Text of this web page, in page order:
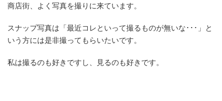
商店街、よく写真を撮りに来ています。
スナップ写真は「最近コレといって撮るものが無いな･･･」と
いう方には是非撮ってもらいたいです。
私は撮るのも好きですし、見るのも好きです。